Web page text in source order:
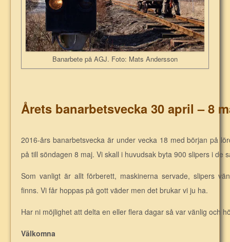
Banarbete på AGJ. Foto: Mats Andersson
Årets banarbetsvecka 30 april – 8
2016-års banarbetsvecka är under vecka 18 med början på
på till söndagen 8 maj. Vi skall i huvudsak byta 900 slipers i de
Som vanligt är allt förberett, maskinerna servade, slipers
finns. Vi får hoppas på gott väder men det brukar vi ju ha.
Har ni möjlighet att delta en eller flera dagar så var vänlig och
Välkomna